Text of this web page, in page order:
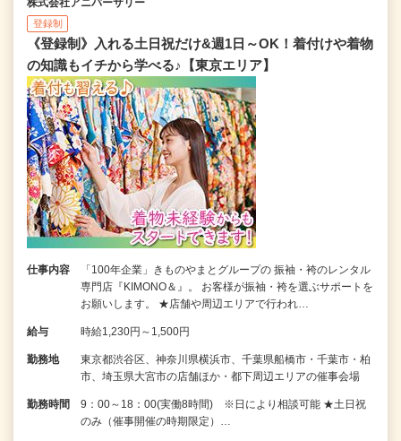
株式会社アニバーサリー
登録制
《登録制》入れる土日祝だけ&週1日～OK！着付けや着物
の知識もイチから学べる♪【東京エリア】
仕事内容
「100年企業」きものやまとグループの 振袖・袴のレンタル
専門店『KIMONO＆』。 お客様が振袖・袴を選ぶサポートを
お願いします。 ★店舗や周辺エリアで行われ…
給与 時給1,230円～1,500円
勤務地
東京都渋谷区、神奈川県横浜市、千葉県船橋市・千葉市・柏
市、埼玉県大宮市の店舗ほか・都下周辺エリアの催事会場
勤務時間
9：00～18：00(実働8時間) ※日により相談可能 ★土日祝
のみ（催事開催の時期限定）…